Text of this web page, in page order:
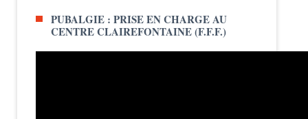
PUBALGIE : PRISE EN CHARGE AU
CENTRE CLAIREFONTAINE (F.F.F.)